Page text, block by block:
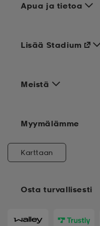
Apua ja tietoa
Meistä
Osta turvallisesti
Lisää Stadium
Myymälämme
Karttaan